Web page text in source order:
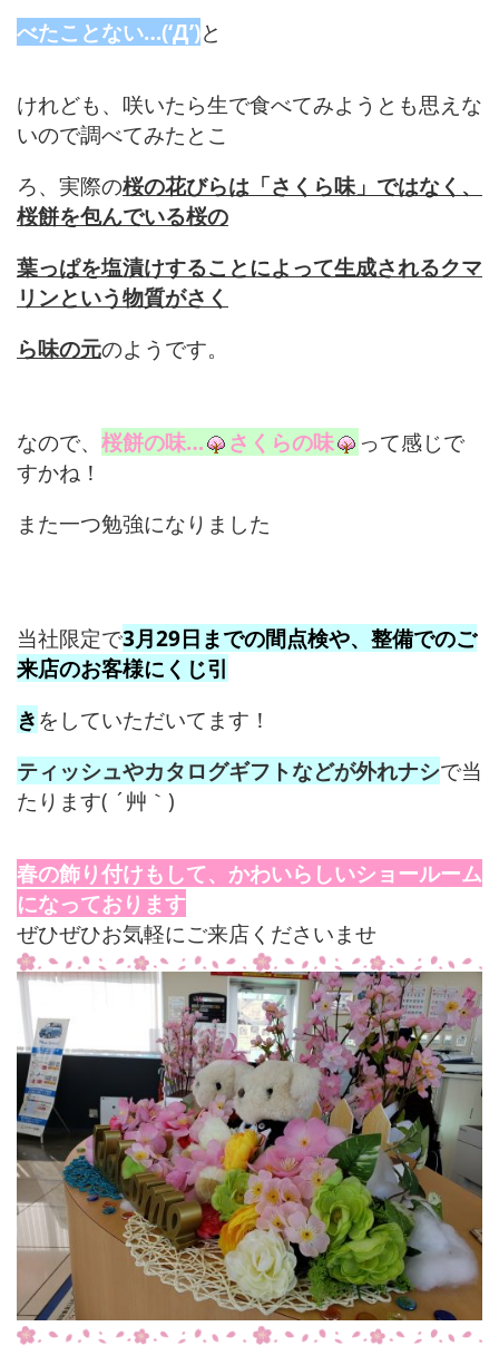
べたことない…(‘Д’)と
けれども、咲いたら生で食べてみようとも思えな
いので調べてみたとこ
ろ、実際の桜の花びらは「さくら味」ではなく、
桜餅を包んでいる桜の
葉っぱを塩漬けすることによって生成されるクマ
リンという物質がさく
ら味の元のようです。
なので、 桜餅の味… さくらの味
って感じで
すかね！
また一つ勉強になりました
当社限定で3月29日までの間点検や、整備でのご
来店のお客様にくじ引
き をしていただいてます！
ティッシュやカタログギフトなどが外れナシで当
たります( ´艸｀)
春の飾り付けもして、かわいらしいショールーム
になっております
ぜひぜひお気軽にご来店くださいませ